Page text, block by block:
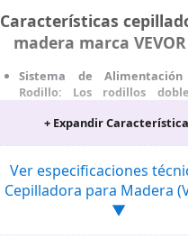
Características
madera marca
Sistema de
Rodillo: Los rodillos
precisión, reduciendo la
perfectamente rectos.
tres cuchillas afiladas
cepilladora
perfectamente lisos y sin
Mesa de trabajo grande
+ Expandir
Ver especificaciones
Cepilladora para Madera
▼